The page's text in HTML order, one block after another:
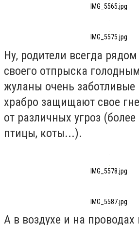
IMG_5565.jpg
IMG_5575.jpg
Ну, родители всегда
своего отпрыска
жуланы очень заботливые
храбро защищают свое
от различных угроз
птицы, коты...).
IMG_5578.jpg
IMG_5587.jpg
А в воздухе и на проводах